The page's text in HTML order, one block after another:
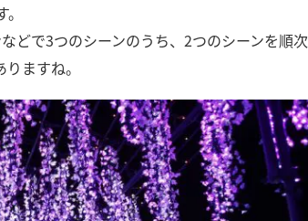
どで3つのシーンのうち、2つのシーンを順次
ますね。